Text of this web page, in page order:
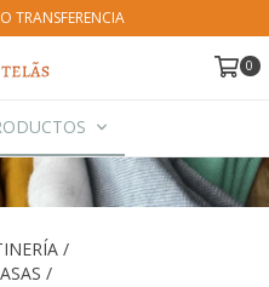
TRANSFERENCIA
0
/
/